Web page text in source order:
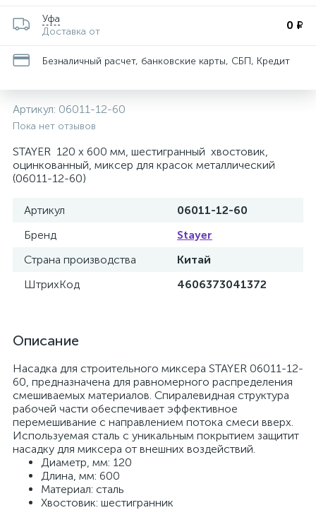
Уфа
Доставка от
0 ₽
Безналичный расчет, банковские карты, СБП, Кредит
Артикул: 06011-12-60
Пока нет отзывов
STAYER 120 х 600 мм, шестигранный хвостовик,
оцинкованный, миксер для красок металлический
(06011-12-60)
Артикул
06011-12-60
Бренд
Stayer
Страна производства
Китай
ШтрихКод
4606373041372
Описание
Насадка для строительного миксера STAYER 06011-12-
60, предназначена для равномерного распределения
смешиваемых материалов. Спиралевидная структура
рабочей части обеспечивает эффективное
перемешивание с направлением потока смеси вверх.
Используемая сталь с уникальным покрытием защитит
насадку для миксера от внешних воздействий.
Диаметр, мм: 120
Длина, мм: 600
Материал: сталь
Хвостовик: шестигранник